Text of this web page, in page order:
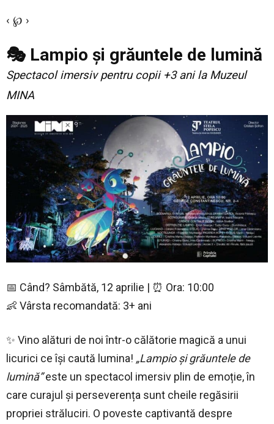
‹ ℘ ›
🎭 Lampio și grăuntele de lumină
Spectacol imersiv pentru copii +3 ani la Muzeul
MINA
📅 Când? Sâmbătă, 12 aprilie | ⏰ Ora: 10:00
👶 Vârsta recomandată: 3+ ani
✨ Vino alături de noi într-o călătorie magică a unui
licurici ce își caută lumina! „Lampio și grăuntele de
lumină”este un spectacol imersiv plin de emoție, în
care curajul și perseverența sunt cheile regăsirii
propriei străluciri. O poveste captivantă despre